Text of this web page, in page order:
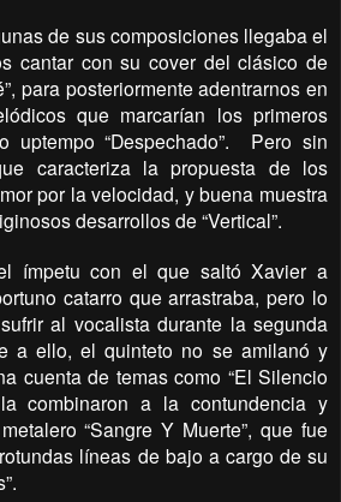
de sus composiciones llegaba el
cantar con su cover del clásico de
para posteriormente adentrarnos en
que marcarían los primeros
“Despechado”.
Pero sin
caracteriza la propuesta de los
por la velocidad, y buena muestra
desarrollos de “Vertical”.
ímpetu con el que saltó Xavier a
catarro que arrastraba, pero lo
al vocalista durante la segunda
a ello, el quinteto no se amilanó y
cuenta de temas como “El Silencio
combinaron a la contundencia y
“Sangre Y Muerte”, que fue
líneas de bajo a cargo de su